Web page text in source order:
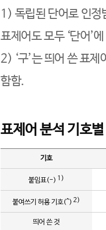
1) 독립된 단어로 인정
표제어도 모두 ‘단어’
2) ‘구’는 띄어 쓴 표
함함.
표제어 분석 기호
기호
붙임표(-) 1)
붙여쓰기 허용 기호(^) 2)
띄어 쓴 것